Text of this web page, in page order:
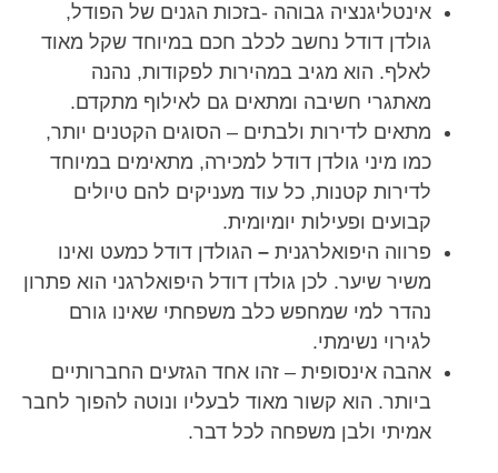
אינטליגנציה גבוהה -בזכות הגנים של הפודל,
גולדן דודל נחשב לכלב חכם במיוחד שקל מאוד
לאלף. הוא מגיב במהירות לפקודות, נהנה
מאתגרי חשיבה ומתאים גם לאילוף מתקדם.
מתאים לדירות ולבתים – הסוגים הקטנים יותר,
כמו מיני גולדן דודל למכירה, מתאימים במיוחד
לדירות קטנות, כל עוד מעניקים להם טיולים
קבועים ופעילות יומיומית.
פרווה היפואלרגנית – הגולדן דודל כמעט ואינו
משיר שיער. לכן גולדן דודל היפואלרגני הוא פתרון
נהדר למי שמחפש כלב משפחתי שאינו גורם
לגירוי נשימתי.
אהבה אינסופית – זהו אחד הגזעים החברותיים
ביותר. הוא קשור מאוד לבעליו ונוטה להפוך לחבר
אמיתי ולבן משפחה לכל דבר.